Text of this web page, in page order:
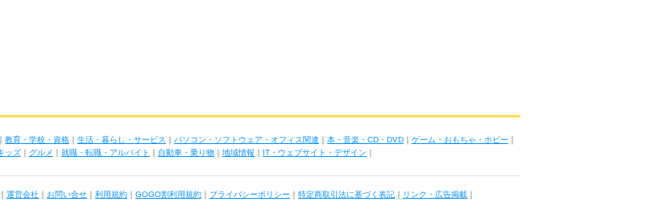
｜ 教育・学校・資格 ｜ 生活・暮らし・サービス ｜ パソコン・ソフトウェア・オフィス関連 ｜ 本・音楽・CD・DVD ｜ ゲーム・おもちゃ・ホビー ｜
ッズ ｜ グルメ ｜ 就職・転職・アルバイト ｜ 自動車・乗り物 ｜ 地域情報 ｜ IT・ウェブサイト・デザイン ｜
｜ 運営会社 ｜ お問い合せ ｜ 利用規約 ｜ GOGO割利用規約 ｜ プライバシーポリシー ｜ 特定商取引法に基づく表記 ｜ リンク・広告掲載 ｜